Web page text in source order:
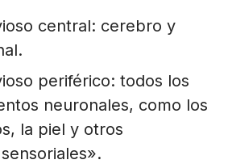
central: cerebro y
periférico: todos los
neuronales, como los
la piel y otros